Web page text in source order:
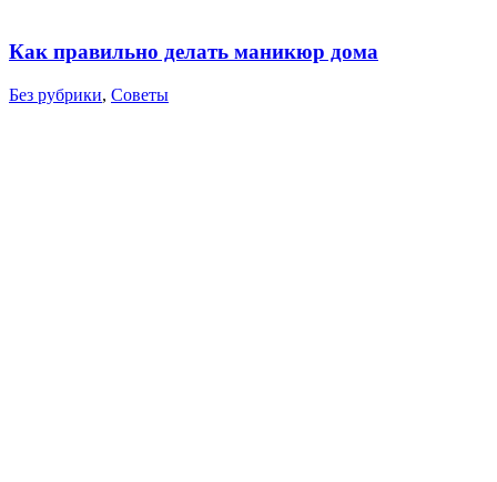
Как правильно делать маникюр дома
Без рубрики, Советы